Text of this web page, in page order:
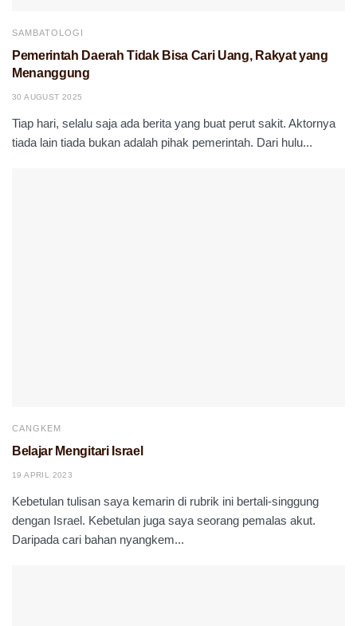
SAMBATOLOGI
Pemerintah Daerah Tidak Bisa Cari Uang, Rakyat yang
Menanggung
30 AUGUST 2025
Tiap hari, selalu saja ada berita yang buat perut sakit. Aktornya
tiada lain tiada bukan adalah pihak pemerintah. Dari hulu...
CANGKEM
Belajar Mengitari Israel
19 APRIL 2023
Kebetulan tulisan saya kemarin di rubrik ini bertali-singgung
dengan Israel. Kebetulan juga saya seorang pemalas akut.
Daripada cari bahan nyangkem...